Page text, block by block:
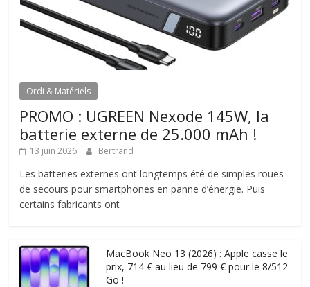
Ordi & Matériels
PROMO : UGREEN Nexode 145W, la
batterie externe de 25.000 mAh !
13 juin 2026 Bertrand
Les batteries externes ont longtemps été de simples roues
de secours pour smartphones en panne d’énergie. Puis
certains fabricants ont
MacBook Neo 13 (2026) : Apple casse le
prix, 714 € au lieu de 799 € pour le 8/512
Go !